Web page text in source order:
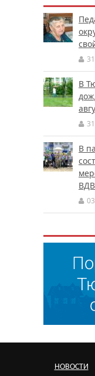
В
В
НОВОСТИ